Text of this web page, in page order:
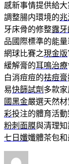
感新事情提供給
調整腸内環境的
牙床骨的修整露
品國際標準的能量
網球比賽之現金版
緩解膏的耳鳴治療
白消痘痘的祛痘膏
易快篩試劑 多款
國黑金嚴選天然
彩投注的體育活
粉刺面膜與清理
七日孅孅體茶包和